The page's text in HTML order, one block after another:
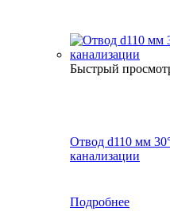
Быстрый
Отвод d110 мм
канализации
Подробнее